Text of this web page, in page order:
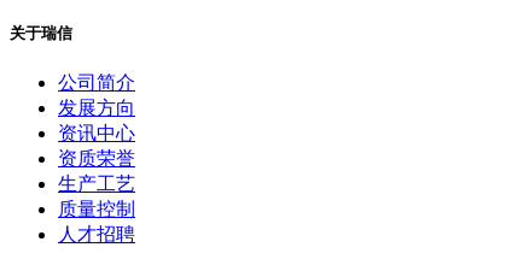
关于瑞信
公司简介
发展方向
资讯中心
资质荣誉
生产工艺
质量控制
人才招聘